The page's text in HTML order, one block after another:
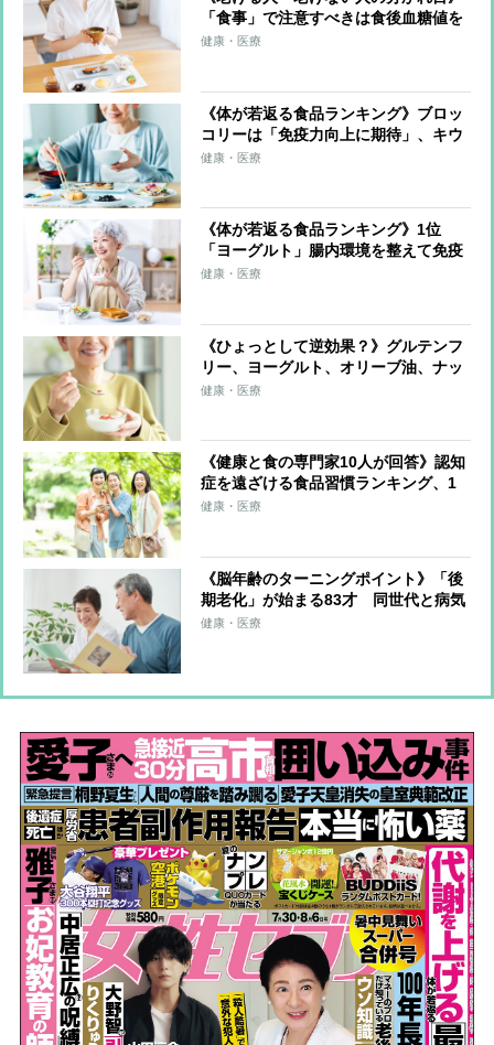
「食事」で注意すべきは食後血糖値を
急上昇させる「高GI食品」 多くの食
健康・医療
《体が若返る食品ランキング》ブロッ
コリーは「免疫力向上に期待」、キウ
イフルーツは「睡眠へ好影響」 気を
健康・医療
《体が若返る食品ランキング》1位
「ヨーグルト」腸内環境を整えて免疫
力アップ、カルシウムやたんぱく質も
健康・医療
《ひょっとして逆効果？》グルテンフ
リー、ヨーグルト、オリーブ油、ナッ
ツ類、減塩生活…注意したい日本人の
健康・医療
《健康と食の専門家10人が回答》認知
症を遠ざける食品習慣ランキング、1
位は「青魚全般」と「ウォーキン
健康・医療
《脳年齢のターニングポイント》「後
期老化」が始まる83才 同世代と病気
の話ばかりすると老化が進むので注
健康・医療